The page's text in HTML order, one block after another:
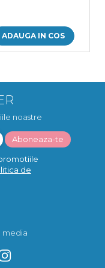
ADAUGA IN COS
noastre
de
media